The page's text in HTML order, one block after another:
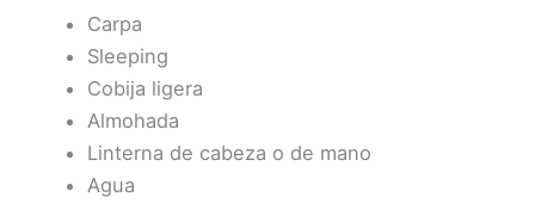
Carpa
Sleeping
Cobija ligera
Almohada
Linterna de cabeza o de mano
Agua